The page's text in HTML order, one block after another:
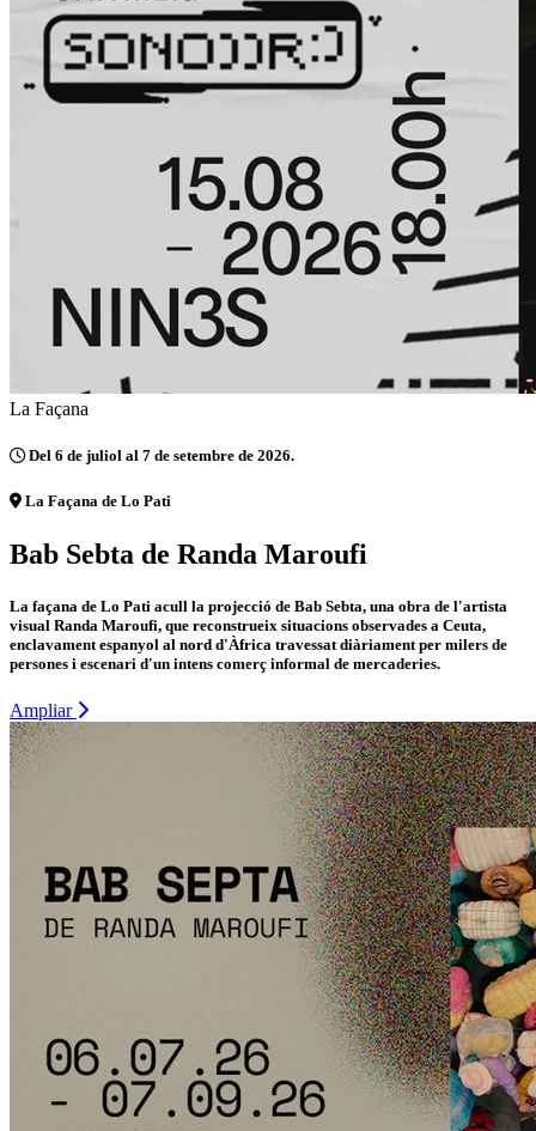
La Façana
Del 6 de juliol al 7 de setembre de 2026.
La Façana de Lo Pati
Bab Sebta de Randa Maroufi
La façana de Lo Pati acull la projecció de Bab Sebta, una obra de l'artista
visual Randa Maroufi, que reconstrueix situacions observades a Ceuta,
enclavament espanyol al nord d'Àfrica travessat diàriament per milers de
persones i escenari d'un intens comerç informal de mercaderies.
Ampliar